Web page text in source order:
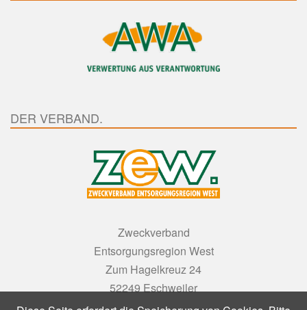
DER VERBAND.
Zweckverband
Entsorgungsregion West
Zum Hagelkreuz 24
52249 Eschweiler